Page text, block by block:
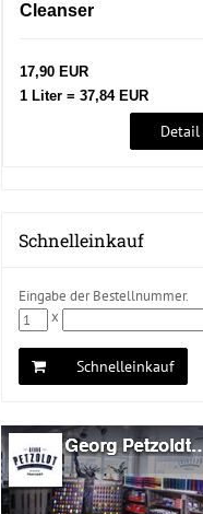
Cleanser
17,90 EUR
1 Liter = 37,84 EUR
Detail
Schnelleinkauf
Eingabe der Bestellnummer.
x
Schnelleinkauf